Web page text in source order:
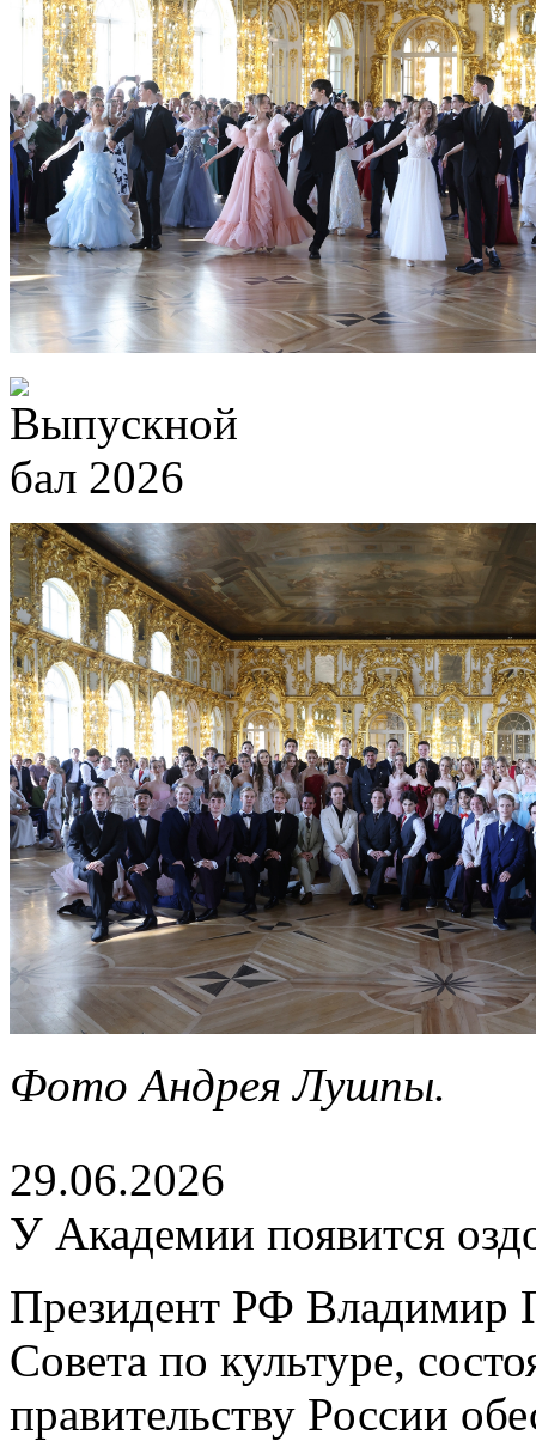
Фото Андрея Лушпы.
29.06.2026
У Академии появится
Президент РФ Владимир
Совета по культуре,
правительству России